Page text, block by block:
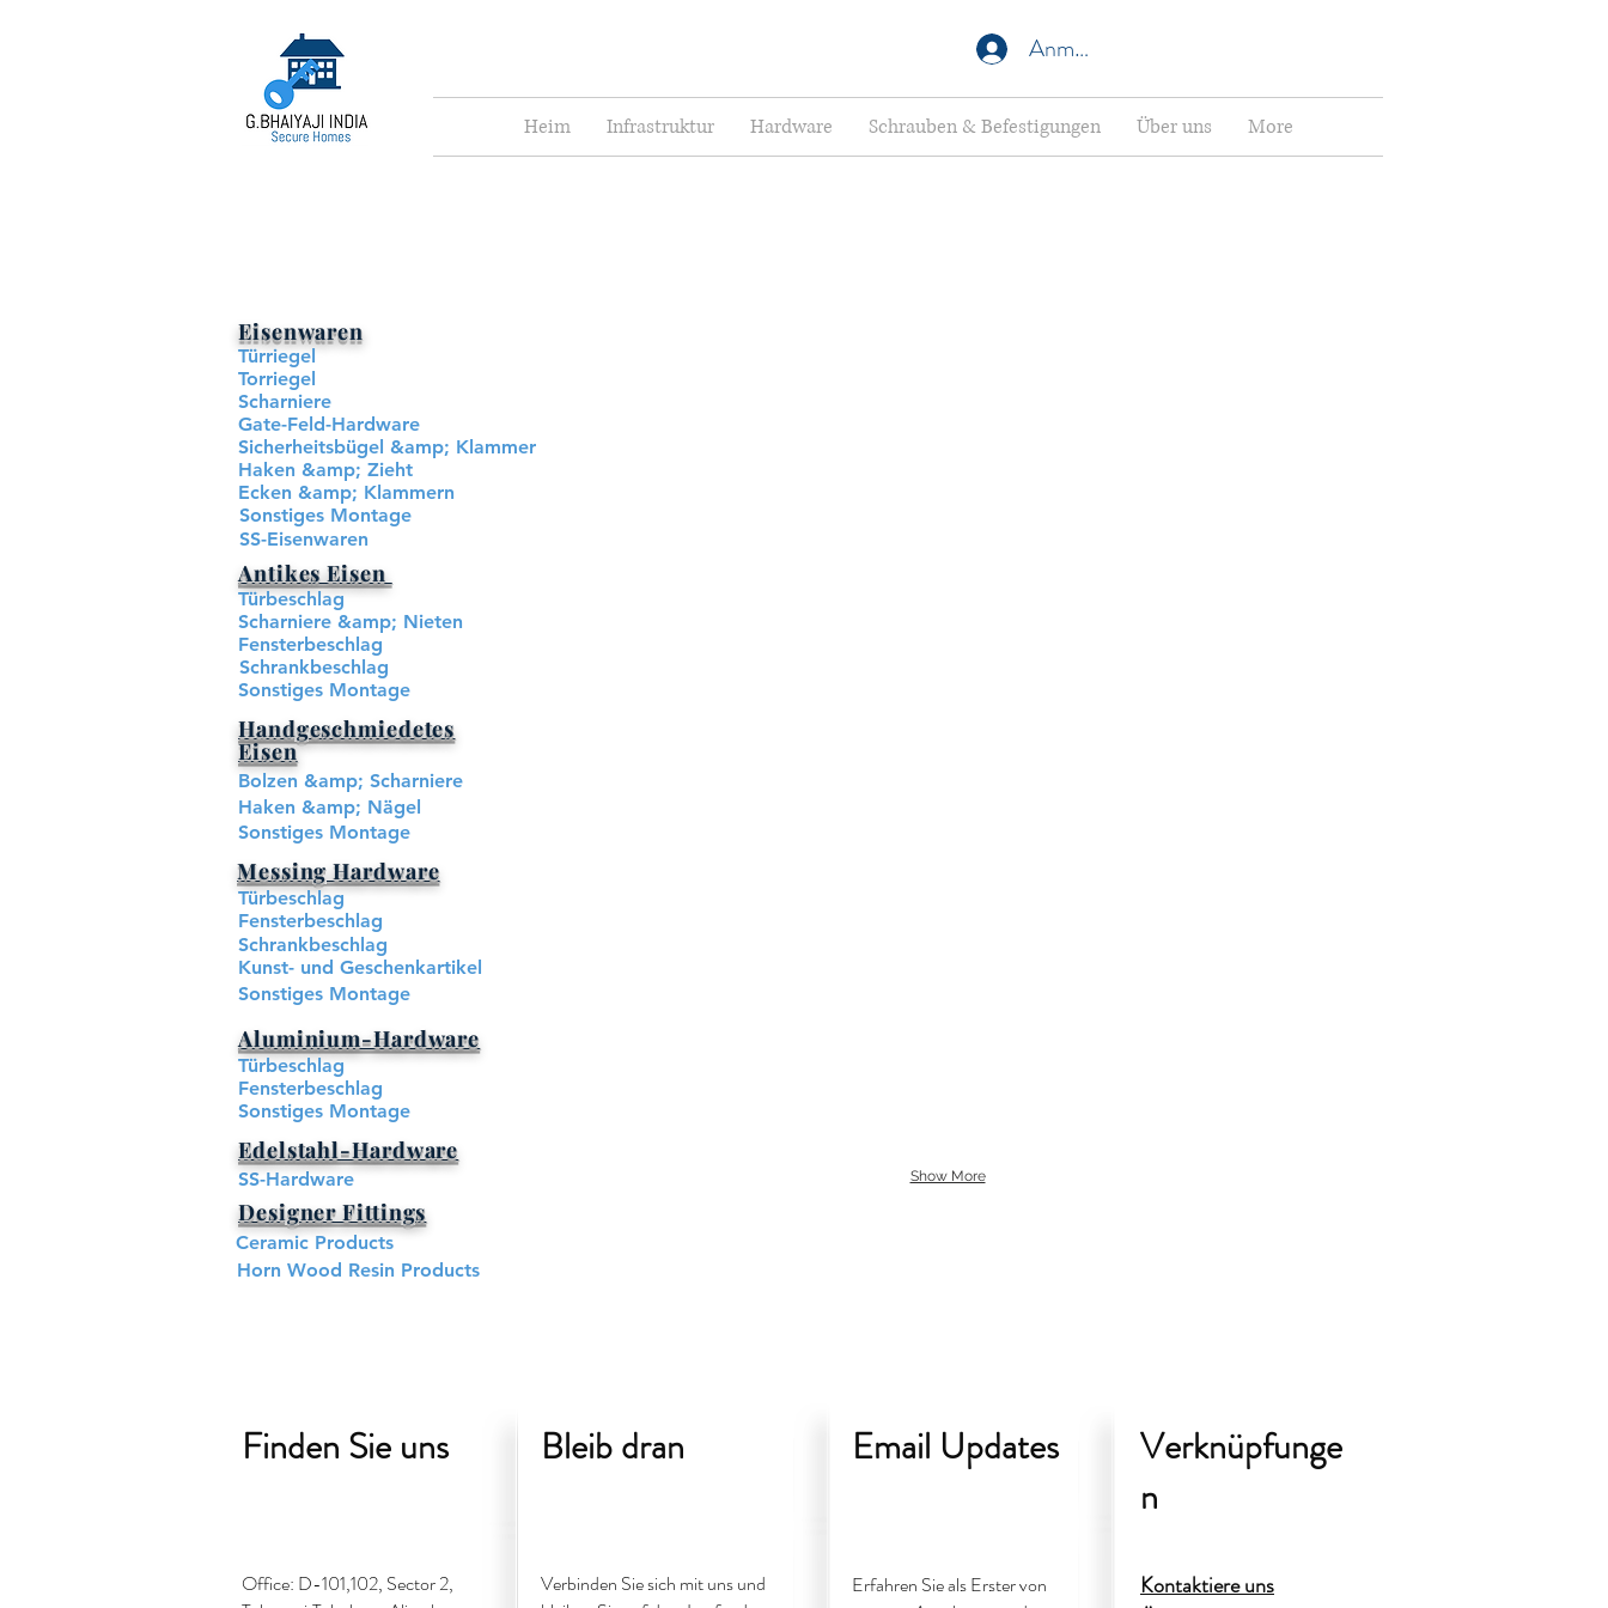
Anmelden
Heim Infrastruktur Hardware Schrauben & Befestigungen Über uns More
Eisenwaren
Türriegel
Torriegel
Scharniere
Gate-Feld-Hardware
Sicherheitsbügel &amp; Klammer
Haken &amp; Zieht
Ecken &amp; Klammern
Sonstiges Montage
SS-Eisenwaren
Antikes Eisen
Sonstiges Montage
Schrankbeschlag
Fensterbeschlag
Scharniere &amp; Nieten
Türbeschlag
Handgeschmiedetes
Eisen
Bolzen &amp; Scharniere
Haken &amp; Nägel
Sonstiges Montage
Messing Hardware​
Türbeschlag
Fensterbeschlag
Schrankbeschlag
Kunst- und Geschenkartikel
Sonstiges Montage
Aluminium-Hardware
Türbeschlag
Fensterbeschlag
Sonstiges Montage
SS-Hardware
Edelstahl-Hardware​
Designer Fittings
Ceramic Products
Horn Wood Resin Products
Show More
Finden Sie uns Bleib dran Email Updates
Verknüpfunge
n
Kontaktiere uns
Erfahren Sie als Erster von
Verbinden Sie sich mit uns und
Office: D-101,102, Sector 2,